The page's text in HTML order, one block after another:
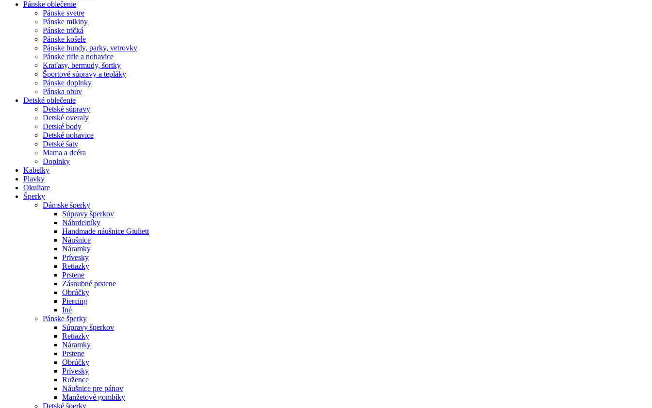
Pánske oblečenie
Pánske svetre
Pánske mikiny
Pánske tričká
Pánske košele
Pánske bundy, parky, vetrovky
Pánske rifle a nohavice
Kraťasy, bermudy, šortky
Športové súpravy a tepláky
Pánske doplnky
Pánska obuv
Detské oblečenie
Detské súpravy
Detské overaly
Detské body
Detské nohavice
Detské šaty
Mama a dcéra
Doplnky
Kabelky
Plavky
Okuliare
Šperky
Dámske šperky
Súpravy šperkov
Náhrdelníky
Handmade náušnice Giuliett
Náušnice
Náramky
Prívesky
Retiazky
Prstene
Zásnubné prstene
Obrúčky
Piercing
Iné
Pánske šperky
Súpravy šperkov
Retiazky
Náramky
Prstene
Obrúčky
Prívesky
Ružence
Náušnice pre pánov
Manžetové gombíky
Detské šperky